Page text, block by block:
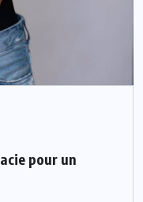
pour un